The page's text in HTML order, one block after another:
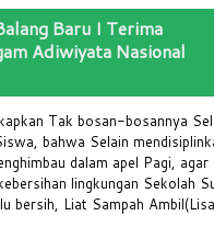
Baru I Terima
Adiwiyata Nasional
Tak bosan-bosannya
bahwa Selain
dalam apel Pagi,
lingkungan Sekolah
bersih, Liat Sampah